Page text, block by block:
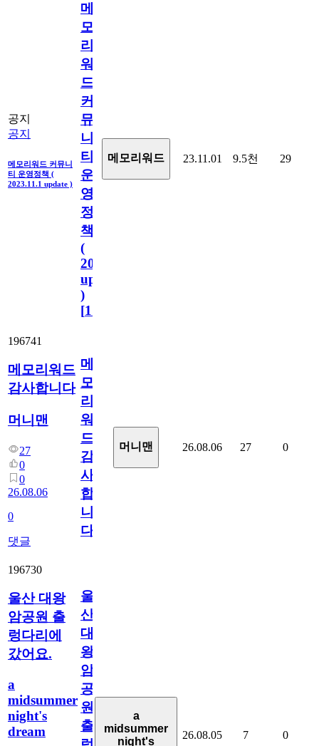
공지
공지
메모리워드 커뮤니
티 운영정책 (
2023.11.1 update )
메
모
리
워
드
커
뮤
니
티
운
영
정
책
(
2023.11.1
update
)
[110
메모리워드 23.11.01 9.5천 29
196741
메모리워드
감사합니다
머니맨
27
0
0
26.08.06
0
댓글
메
모
리
워
드
감
사
합
니
다
머니맨 26.08.06 27 0
196730
울산 대왕
암공원 출
렁다리에
갔어요.
a
midsummer
night's
dream
울
산
대
왕
암
공
원
출
a
midsummer
night's
26.08.05 7 0